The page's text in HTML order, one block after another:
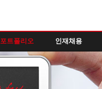
포트폴리오 인재채용